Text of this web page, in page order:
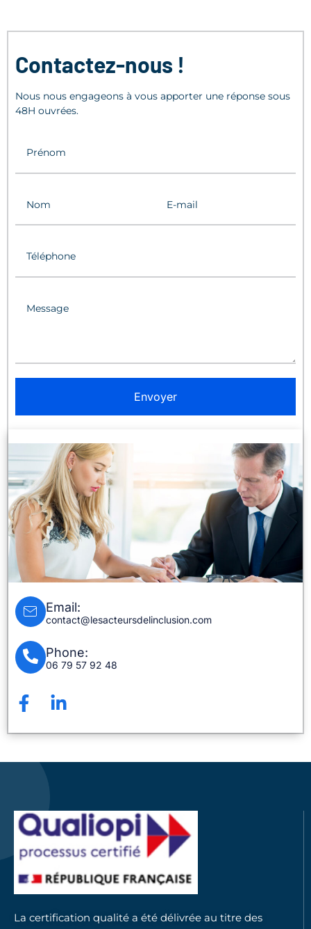
Contactez-nous !
Nous nous engageons à vous apporter une réponse sous
48H ouvrées.
Email:
contact@lesacteursdelinclusion.com
Phone:
06 79 57 92 48
La certification qualité a été délivrée au titre des